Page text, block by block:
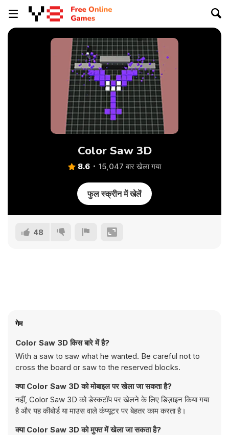
Color Saw 3D
8.6 15,047 बार खेला गया
फुल स्क्रीन में खेलें
48
गेम
Color Saw 3D किस बारे में है?
With a saw to saw what he wanted. Be careful not to
cross the board or saw to the reserved blocks.
क्या Color Saw 3D को मोबाइल पर खेला जा सकता है?
नहीं, Color Saw 3D को डेस्कटॉप पर खेलने के लिए डिज़ाइन किया गया
है और यह कीबोर्ड या माउस वाले कंप्यूटर पर बेहतर काम करता है।
क्या Color Saw 3D को मुफ्त में खेला जा सकता है?